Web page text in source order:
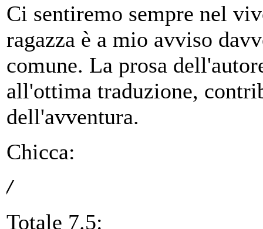
Ci sentiremo sempre nel
ragazza è a mio avviso
comune. La prosa
all'ottima traduzione,
dell'avventura.
Chicca:
/
Totale 7.5: